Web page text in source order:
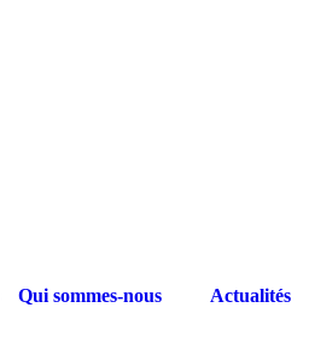
Qui sommes-nous Actualités